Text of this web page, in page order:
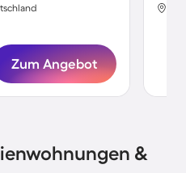
Zum Angebot
&